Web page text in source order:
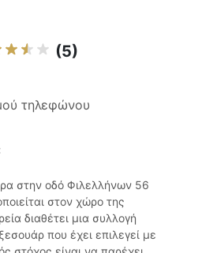
(5)
τηλεφώνου
στην οδό Φιλελλήνων 56
στον χώρο της
διαθέτει μια συλλογή
που έχει επιλεγεί με